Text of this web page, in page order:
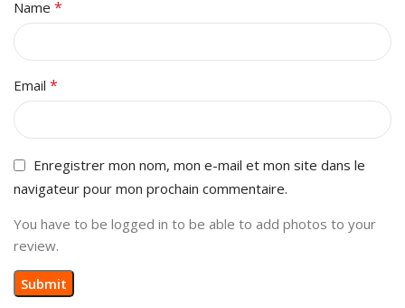
Name *
Email *
Enregistrer mon nom, mon e-mail et mon site dans le
navigateur pour mon prochain commentaire.
You have to be logged in to be able to add photos to your
review.